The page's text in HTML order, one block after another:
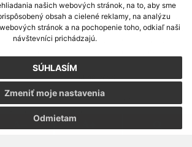
našich webových stránok, na to, aby sme
obsah a cielené reklamy, na analýzu
stránok a na pochopenie toho, odkiaľ naši
návštevníci prichádzajú.
SÚHLASÍM
Odmietam
Zmeniť moje nastavenia
aktuálnych informácií s využitím RSS
systém ECHELON 2,Mapa stránok,web portál
s.r.o.,domény,registrácia domény
aktualizácia:04.08.2026
stránku|Vyhlásenie o prístupnosti